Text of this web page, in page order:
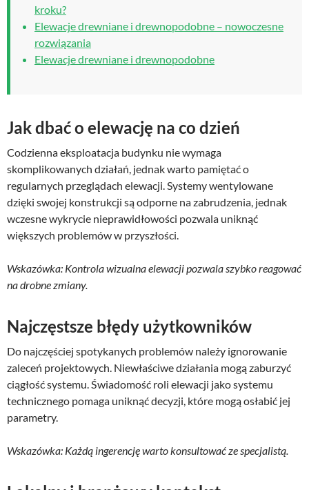
kroku?
Elewacje drewniane i drewnopodobne – nowoczesne
rozwiązania
Elewacje drewniane i drewnopodobne
Jak dbać o elewację na co dzień
Codzienna eksploatacja budynku nie wymaga
skomplikowanych działań, jednak warto pamiętać o
regularnych przeglądach elewacji. Systemy wentylowane
dzięki swojej konstrukcji są odporne na zabrudzenia, jednak
wczesne wykrycie nieprawidłowości pozwala uniknąć
większych problemów w przyszłości.
Wskazówka: Kontrola wizualna elewacji pozwala szybko reagować
na drobne zmiany.
Najczęstsze błędy użytkowników
Do najczęściej spotykanych problemów należy ignorowanie
zaleceń projektowych. Niewłaściwe działania mogą zaburzyć
ciągłość systemu. Świadomość roli elewacji jako systemu
technicznego pomaga uniknąć decyzji, które mogą osłabić jej
parametry.
Wskazówka: Każdą ingerencję warto konsultować ze specjalistą.